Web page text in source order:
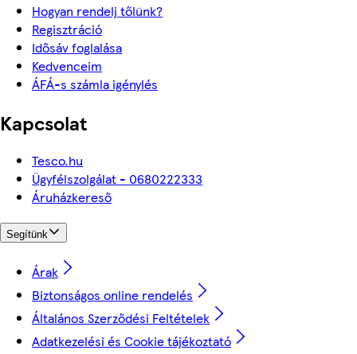
Hogyan rendelj tőlünk?
Regisztráció
Idősáv foglalása
Kedvenceim
ÁFÁ-s számla igénylés
Kapcsolat
Tesco.hu
Ügyfélszolgálat - 0680222333
Áruházkereső
Segítünk
Árak
Biztonságos online rendelés
Általános Szerződési Feltételek
Adatkezelési és Cookie tájékoztató